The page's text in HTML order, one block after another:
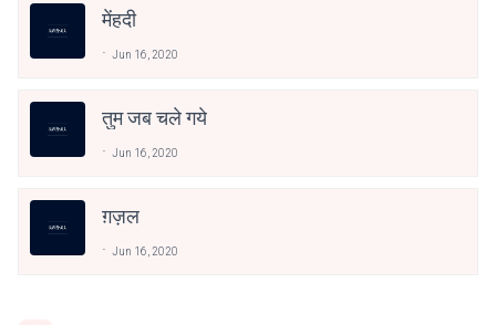
मेंहदी
Jun 16, 2020
तुम जब चले गये
Jun 16, 2020
ग़ज़ल
Jun 16, 2020